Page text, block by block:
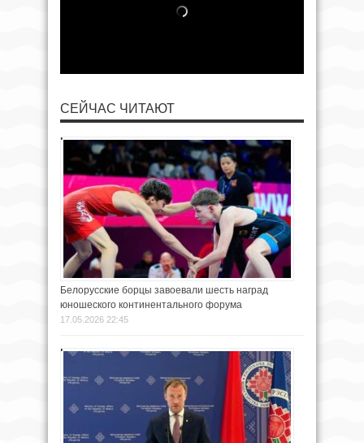
СЕЙЧАС ЧИТАЮТ
Белорусские борцы завоевали шесть наград
юношеского континентального форума
17.05.2026 22:45